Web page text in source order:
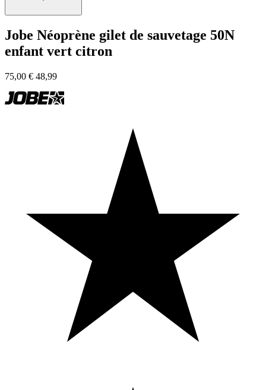
Jobe Néoprène gilet de sauvetage 50N
enfant vert citron
75,00 € 48,99